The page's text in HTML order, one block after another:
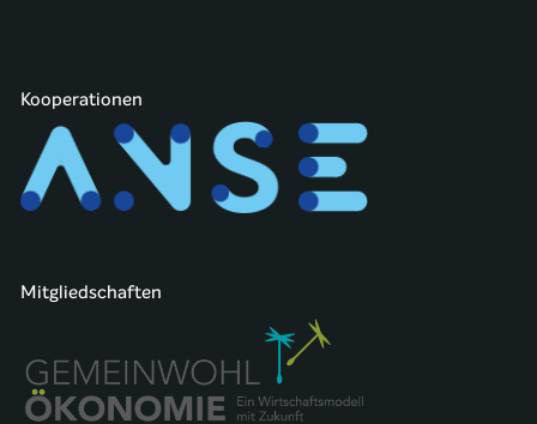
Kooperationen
Mitgliedschaften